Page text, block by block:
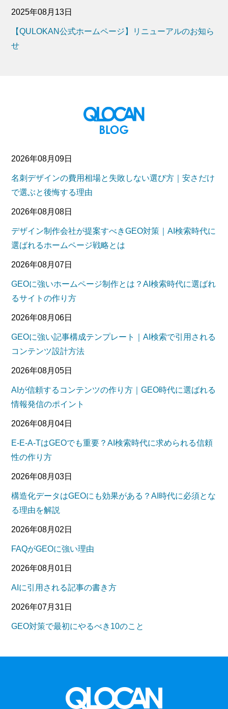
2025年08月13日
【QULOKAN公式ホームページ】リニューアルのお知ら
せ
2026年08月09日
名刺デザインの費用相場と失敗しない選び方｜安さだけ
で選ぶと後悔する理由
2026年08月08日
デザイン制作会社が提案すべきGEO対策｜AI検索時代に
選ばれるホームページ戦略とは
2026年08月07日
GEOに強いホームページ制作とは？AI検索時代に選ばれ
るサイトの作り方
2026年08月06日
GEOに強い記事構成テンプレート｜AI検索で引用される
コンテンツ設計方法
2026年08月05日
AIが信頼するコンテンツの作り方｜GEO時代に選ばれる
情報発信のポイント
2026年08月04日
E-E-A-TはGEOでも重要？AI検索時代に求められる信頼
性の作り方
2026年08月03日
構造化データはGEOにも効果がある？AI時代に必須とな
る理由を解説
2026年08月02日
FAQがGEOに強い理由
2026年08月01日
AIに引用される記事の書き方
2026年07月31日
GEO対策で最初にやるべき10のこと